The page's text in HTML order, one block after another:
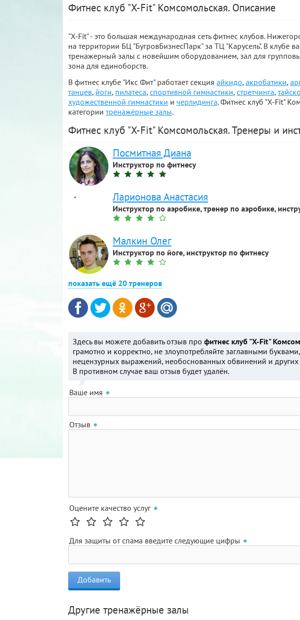
Фитнес клуб "X-Fit" Комсомольская. Описание
"X-Fit" - это большая международная сеть фитнес клубов.
на территории БЦ "БугровБизнесПарк" за ТЦ "Карусель". В клубе
тренажерный залы с новейшим оборудованием, зал для
зона для единоборств.
В фитнес клубе "Икс Фит" работает секция айкидо, акробатики,
танцев, йоги, пилатеса, спортивной гимнастики, стретчинга,
художественной гимнастики и черлидинга. Фитнес клуб "X-Fit"
категории тренажёрные залы.
Фитнес клуб "X-Fit" Комсомольская. Тренеры и
Посмитная Диана
Инструктор по фитнесу
Ларионова Анастасия
Инструктор по аэробике, тренер по аэробике,
Малкин Олег
Инструктор по йоге, инструктор по фитнесу
показать ещё 20 тренеров
Здесь вы можете добавить отзыв про фитнес клуб "X-Fit"
грамотно и корректно, не злоупотребляйте заглавными
нецензурных выражений, необоснованных обвинений и других
В противном случае ваш отзыв будет удалён.
Ваше имя
Отзыв
Оцените качество услуг
Для защиты от спама введите следующие цифры
Другие тренажёрные залы